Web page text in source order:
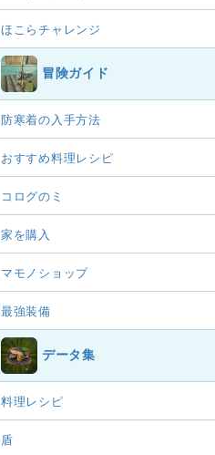
ほこらチャレンジ
冒険ガイド
防寒着の入手方法
おすすめ料理レシピ
コログのミ
家を購入
マモノショップ
最強装備
データ集
料理レシピ
盾